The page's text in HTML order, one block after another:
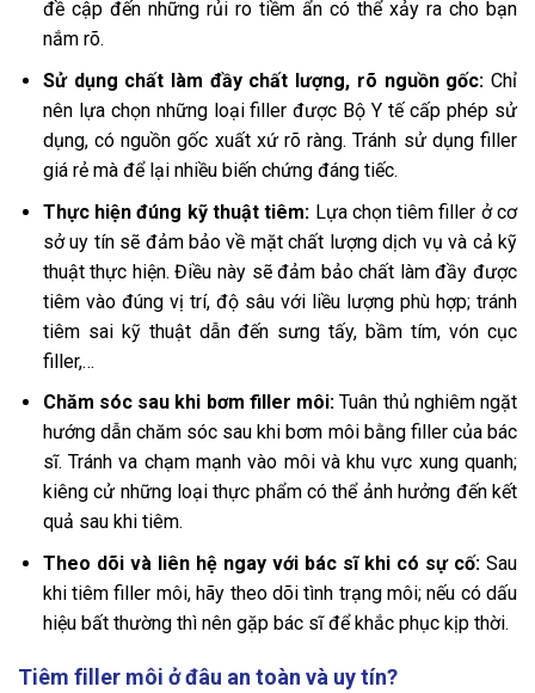
đề cập đến những rủi ro tiềm ẩn có thể xảy ra cho bạn
nắm rõ.
Sử dụng chất làm đầy chất lượng, rõ nguồn gốc: Chỉ
nên lựa chọn những loại filler được Bộ Y tế cấp phép sử
dụng, có nguồn gốc xuất xứ rõ ràng. Tránh sử dụng filler
giá rẻ mà để lại nhiều biến chứng đáng tiếc.
Thực hiện đúng kỹ thuật tiêm: Lựa chọn tiêm filler ở cơ
sở uy tín sẽ đảm bảo về mặt chất lượng dịch vụ và cả kỹ
thuật thực hiện. Điều này sẽ đảm bảo chất làm đầy được
tiêm vào đúng vị trí, độ sâu với liều lượng phù hợp; tránh
tiêm sai kỹ thuật dẫn đến sưng tấy, bầm tím, vón cục
filler,…
Chăm sóc sau khi bơm filler môi: Tuân thủ nghiêm ngặt
hướng dẫn chăm sóc sau khi bơm môi bằng filler của bác
sĩ. Tránh va chạm mạnh vào môi và khu vực xung quanh;
kiêng cử những loại thực phẩm có thể ảnh hưởng đến kết
quả sau khi tiêm.
Theo dõi và liên hệ ngay với bác sĩ khi có sự cố:Sau
khi tiêm filler môi, hãy theo dõi tình trạng môi; nếu có dấu
hiệu bất thường thì nên gặp bác sĩ để khắc phục kịp thời.
Tiêm filler môi ở đâu an toàn và uy tín?